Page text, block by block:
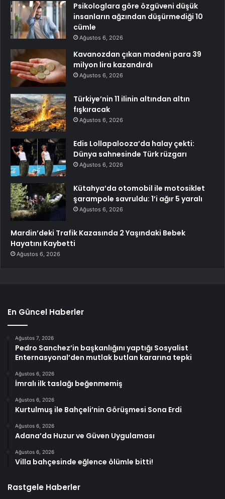
Psikologlara göre özgüveni düşük
insanların ağzından düşürmediği 10
cümle
Ağustos 6, 2026
Kavanozdan çıkan madeni para 39
milyon lira kazandırdı
Ağustos 6, 2026
Türkiye’nin 11 ilinin altından altın
fışkıracak
Ağustos 6, 2026
Edis Lollapalooza’da halay çekti:
Dünya sahnesinde Türk rüzgarı
Ağustos 6, 2026
Kütahya’da otomobil ile motosiklet
şarampole savruldu: 1’i ağır 5 yaralı
Ağustos 6, 2026
Mardin’deki Trafik Kazasında 2 Yaşındaki Bebek
Hayatını Kaybetti
Ağustos 6, 2026
En Güncel Haberler
Ağustos 7, 2026
Pedro Sanchez’in başkanlığını yaptığı Sosyalist
Enternasyonal’den mutlak butlan kararına tepki
Ağustos 6, 2026
İmralı ilk taslağı beğenmemiş
Ağustos 6, 2026
Kurtulmuş ile Bahçeli’nin Görüşmesi Sona Erdi
Ağustos 6, 2026
Adana’da Huzur ve Güven Uygulaması
Ağustos 6, 2026
Villa bahçesinde eğlence ölümle bitti!
Rastgele Haberler